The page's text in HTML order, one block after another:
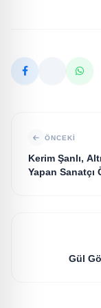
ÖNCEKI
Kerim Şanlı,
Yapan Sanatçı
Gül